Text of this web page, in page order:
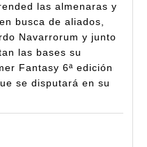
Parejas
Ordo
Navarrorum
–
las almenaras y
busca de aliados,
Navarrorum y junto
las bases su
Fantasy 6ª edición
se disputará en su